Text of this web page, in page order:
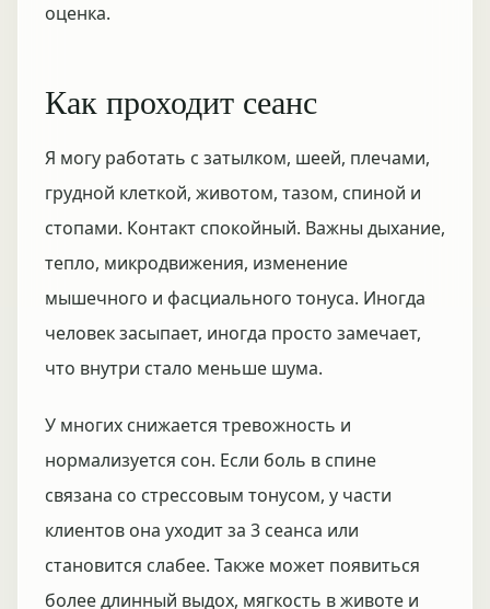
оценка.
Как проходит сеанс
Я могу работать с затылком, шеей, плечами,
грудной клеткой, животом, тазом, спиной и
стопами. Контакт спокойный. Важны дыхание,
тепло, микродвижения, изменение
мышечного и фасциального тонуса. Иногда
человек засыпает, иногда просто замечает,
что внутри стало меньше шума.
У многих снижается тревожность и
нормализуется сон. Если боль в спине
связана со стрессовым тонусом, у части
клиентов она уходит за 3 сеанса или
становится слабее. Также может появиться
более длинный выдох, мягкость в животе и